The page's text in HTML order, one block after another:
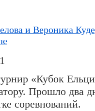
и Вероника
«Кубок
Прошло два
соревнований.